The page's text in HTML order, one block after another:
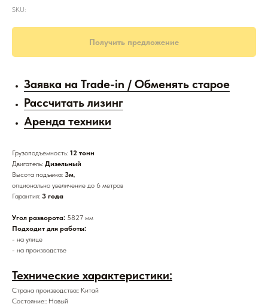
SKU:
Получить предложение
Заявка на Trade-in / Обменять старое
Рассчитать лизинг
Аренда техники
Грузоподъемность: 12 тонн
Двигатель: Дизельный
Высота подъема: 3м,
опционально увеличение до 6 метров
Гарантия: 3 года
Угол разворота: 5827 мм
Подходит для работы:
- на улице
- на производстве
Технические характеристики:
Страна производства:: Китай
Состояние:: Новый